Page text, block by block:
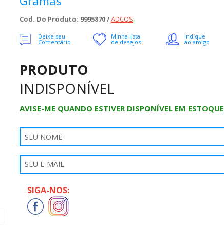
Cod. Do Produto: 9995870 /ADCOS
Deixe seu
Comentário
Minha lista
de desejos
Indique
ao amigo
PRODUTO
INDISPONÍVEL
AVISE-ME QUANDO ESTIVER DISPONÍVEL EM ESTOQUE
SIGA-NOS: